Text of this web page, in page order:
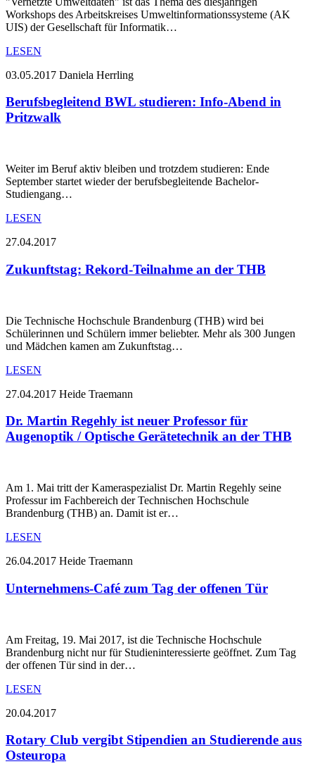
Workshops des Arbeitskreises Umweltinformationssysteme (AK
UIS) der Gesellschaft für Informatik…
LESEN
03.05.2017 Daniela Herrling
Berufsbegleitend BWL studieren: Info-Abend in
Pritzwalk
Weiter im Beruf aktiv bleiben und trotzdem studieren: Ende
September startet wieder der berufsbegleitende Bachelor-
Studiengang…
LESEN
27.04.2017
Zukunftstag: Rekord-Teilnahme an der THB
Die Technische Hochschule Brandenburg (THB) wird bei
Schülerinnen und Schülern immer beliebter. Mehr als 300 Jungen
und Mädchen kamen am Zukunftstag…
LESEN
27.04.2017 Heide Traemann
Dr. Martin Regehly ist neuer Professor für
Augenoptik / Optische Gerätetechnik an der THB
Am 1. Mai tritt der Kameraspezialist Dr. Martin Regehly seine
Professur im Fachbereich der Technischen Hochschule
Brandenburg (THB) an. Damit ist er…
LESEN
26.04.2017 Heide Traemann
Unternehmens-Café zum Tag der offenen Tür
Am Freitag, 19. Mai 2017, ist die Technische Hochschule
Brandenburg nicht nur für Studieninteressierte geöffnet. Zum Tag
der offenen Tür sind in der…
LESEN
20.04.2017
Rotary Club vergibt Stipendien an Studierende aus
Osteuropa